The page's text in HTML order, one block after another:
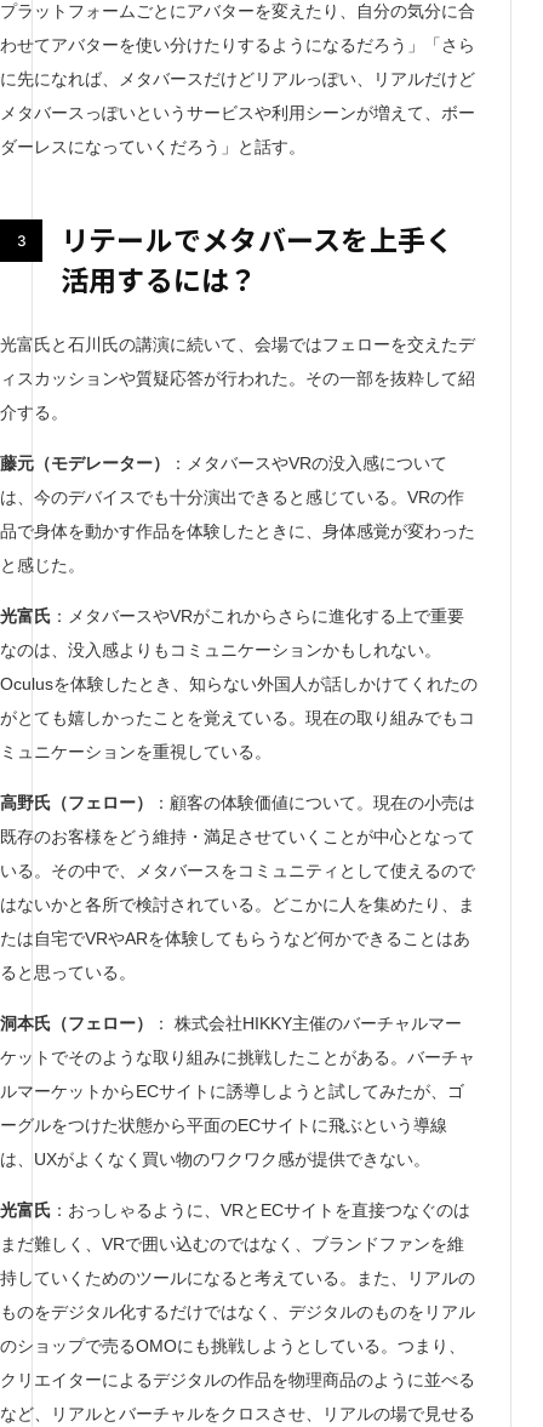
プラットフォームごとにアバターを変えたり、自分の気分に合
わせてアバターを使い分けたりするようになるだろう」「さら
に先になれば、メタバースだけどリアルっぽい、リアルだけど
メタバースっぽいというサービスや利用シーンが増えて、ボー
ダーレスになっていくだろう」と話す。
リテールでメタバースを上手く
活用するには？
光富氏と石川氏の講演に続いて、会場ではフェローを交えたデ
ィスカッションや質疑応答が行われた。その一部を抜粋して紹
介する。
藤元（モデレーター）
：メタバースやVRの没入感について
は、今のデバイスでも十分演出できると感じている。VRの作
品で身体を動かす作品を体験したときに、身体感覚が変わった
と感じた。
光富氏 ：メタバースやVRがこれからさらに進化する上で重要
なのは、没入感よりもコミュニケーションかもしれない。
Oculusを体験したとき、知らない外国人が話しかけてくれたの
がとても嬉しかったことを覚えている。現在の取り組みでもコ
ミュニケーションを重視している。
高野氏（フェロー）
：顧客の体験価値について。現在の小売は
既存のお客様をどう維持・満足させていくことが中心となって
いる。その中で、メタバースをコミュニティとして使えるので
はないかと各所で検討されている。どこかに人を集めたり、ま
たは自宅でVRやARを体験してもらうなど何かできることはあ
ると思っている。
洞本氏（フェロー）
： 株式会社HIKKY主催のバーチャルマー
ケットでそのような取り組みに挑戦したことがある。バーチャ
ルマーケットからECサイトに誘導しようと試してみたが、ゴ
ーグルをつけた状態から平面のECサイトに飛ぶという導線
は、UXがよくなく買い物のワクワク感が提供できない。
光富氏 ：おっしゃるように、VRとECサイトを直接つなぐのは
まだ難しく、VRで囲い込むのではなく、ブランドファンを維
持していくためのツールになると考えている。また、リアルの
ものをデジタル化するだけではなく、デジタルのものをリアル
のショップで売るOMOにも挑戦しようとしている。つまり、
クリエイターによるデジタルの作品を物理商品のように並べる
など、リアルとバーチャルをクロスさせ、リアルの場で見せる